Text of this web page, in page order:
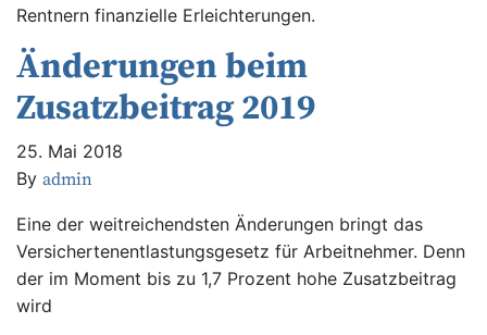
Rentnern finanzielle Erleichterungen.
Änderungen beim
Zusatzbeitrag 2019
25. Mai 2018
By admin
Eine der weitreichendsten Änderungen bringt das
Versichertenentlastungsgesetz für Arbeitnehmer. Denn
der im Moment bis zu 1,7 Prozent hohe Zusatzbeitrag
wird